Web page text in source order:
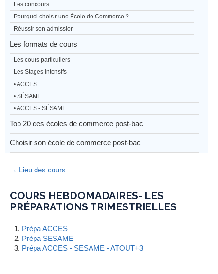
Les concours
Pourquoi choisir une École de Commerce ?
Réussir son admission
Les formats de cours
Les cours particuliers
Les Stages intensifs
• ACCES
• SÉSAME
• ACCES - SÉSAME
Top 20 des écoles de commerce post-bac
Choisir son école de commerce post-bac
→ Lieu des cours
COURS HEBDOMADAIRES- LES
PRÉPARATIONS TRIMESTRIELLES
Prépa ACCES
Prépa SESAME
Prépa ACCES - SESAME - ATOUT+3